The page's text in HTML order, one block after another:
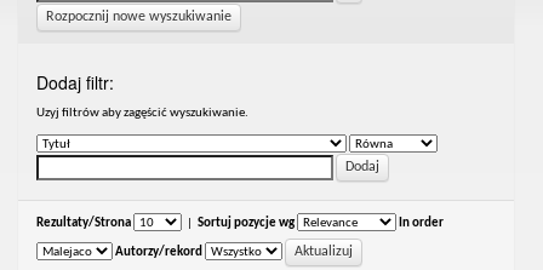
Rozpocznij nowe wyszukiwanie
Dodaj filtr:
Uzyj filtrów aby zagęścić wyszukiwanie.
Rezultaty/Strona Sortuj pozycje wg In order
Autorzy/rekord